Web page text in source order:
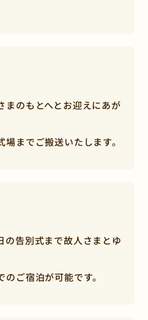
】一日葬プラン：50,000円
の規定の搬送回数のうち、
異なる場合がございま
金、県を跨ぐ長距離搬送
、上記以外に費用がかかる
等、ご遺体の状態が良く
まのもとへとお迎えにあが
までご搬送いたします。
の告別式まで故人さまとゆ
ご宿泊が可能です。